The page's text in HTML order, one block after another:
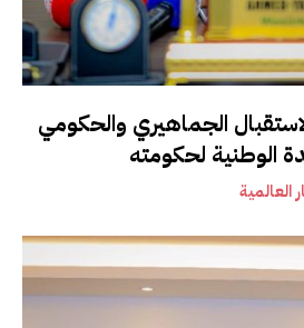
الجماهيري والحكومي
الوطنية لحكومته
العالمية